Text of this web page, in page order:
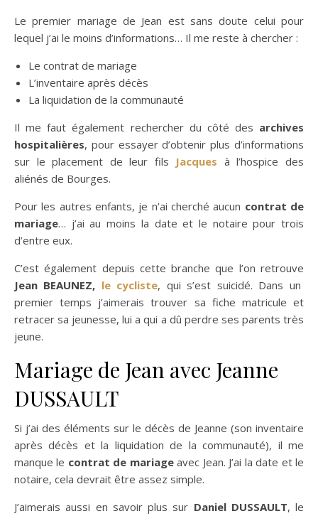
Le premier mariage de Jean est sans doute celui pour
lequel j’ai le moins d’informations… Il me reste à chercher :
Le contrat de mariage
L’inventaire après décès
La liquidation de la communauté
Il me faut également rechercher du côté des archives
hospitalières, pour essayer d’obtenir plus d’informations
sur le placement de leur fils Jacques à l’hospice des
aliénés de Bourges.
Pour les autres enfants, je n’ai cherché aucun contrat de
mariage… j’ai au moins la date et le notaire pour trois
d’entre eux.
C’est également depuis cette branche que l’on retrouve
Jean BEAUNEZ, le cycliste, qui s’est suicidé. Dans un
premier temps j’aimerais trouver sa fiche matricule et
retracer sa jeunesse, lui a qui a dû perdre ses parents très
jeune.
Mariage de Jean avec Jeanne
DUSSAULT
Si j’ai des éléments sur le décès de Jeanne (son inventaire
après décès et la liquidation de la communauté), il me
manque le contrat de mariageavec Jean. J’ai la date et le
notaire, cela devrait être assez simple.
J’aimerais aussi en savoir plus sur Daniel DUSSAULT, le